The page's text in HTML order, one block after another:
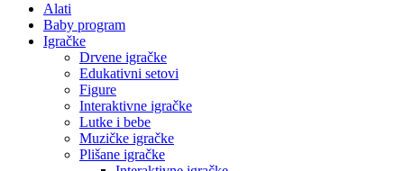
Alati
Baby program
Igračke
Drvene igračke
Edukativni setovi
Figure
Interaktivne igračke
Lutke i bebe
Muzičke igračke
Plišane igračke